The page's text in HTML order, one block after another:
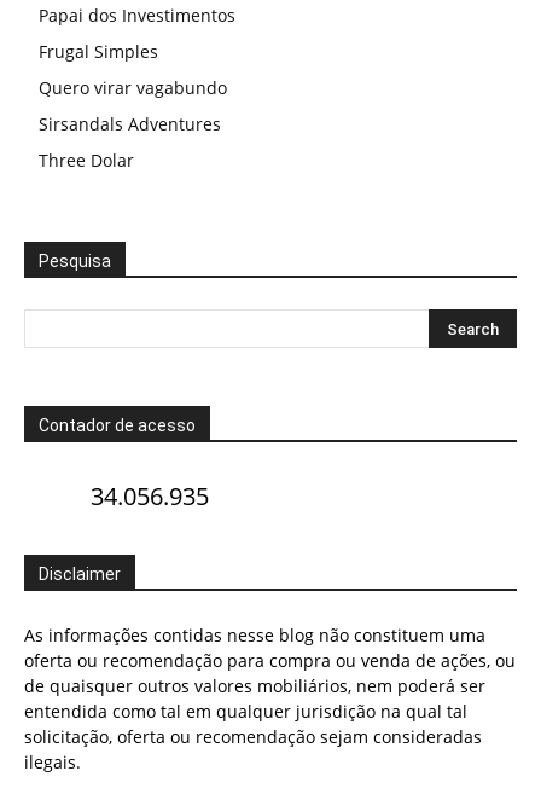
Papai dos Investimentos
Frugal Simples
Quero virar vagabundo
Sirsandals Adventures
Three Dolar
Pesquisa
Contador de acesso
34.056.935
Disclaimer
As informações contidas nesse blog não constituem uma
oferta ou recomendação para compra ou venda de ações, ou
de quaisquer outros valores mobiliários, nem poderá ser
entendida como tal em qualquer jurisdição na qual tal
solicitação, oferta ou recomendação sejam consideradas
ilegais.